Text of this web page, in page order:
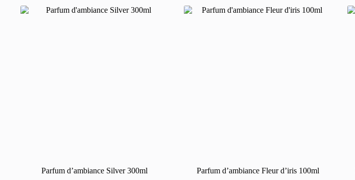
Parfum d’ambiance Silver 300ml
Parfum d’ambiance Fleur d’iris 100ml